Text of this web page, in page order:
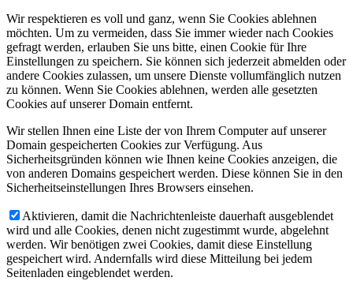
Wir respektieren es voll und ganz, wenn Sie Cookies ablehnen
möchten. Um zu vermeiden, dass Sie immer wieder nach Cookies
gefragt werden, erlauben Sie uns bitte, einen Cookie für Ihre
Einstellungen zu speichern. Sie können sich jederzeit abmelden oder
andere Cookies zulassen, um unsere Dienste vollumfänglich nutzen
zu können. Wenn Sie Cookies ablehnen, werden alle gesetzten
Cookies auf unserer Domain entfernt.
Wir stellen Ihnen eine Liste der von Ihrem Computer auf unserer
Domain gespeicherten Cookies zur Verfügung. Aus
Sicherheitsgründen können wie Ihnen keine Cookies anzeigen, die
von anderen Domains gespeichert werden. Diese können Sie in den
Sicherheitseinstellungen Ihres Browsers einsehen.
Aktivieren, damit die Nachrichtenleiste dauerhaft ausgeblendet
wird und alle Cookies, denen nicht zugestimmt wurde, abgelehnt
werden. Wir benötigen zwei Cookies, damit diese Einstellung
gespeichert wird. Andernfalls wird diese Mitteilung bei jedem
Seitenladen eingeblendet werden.